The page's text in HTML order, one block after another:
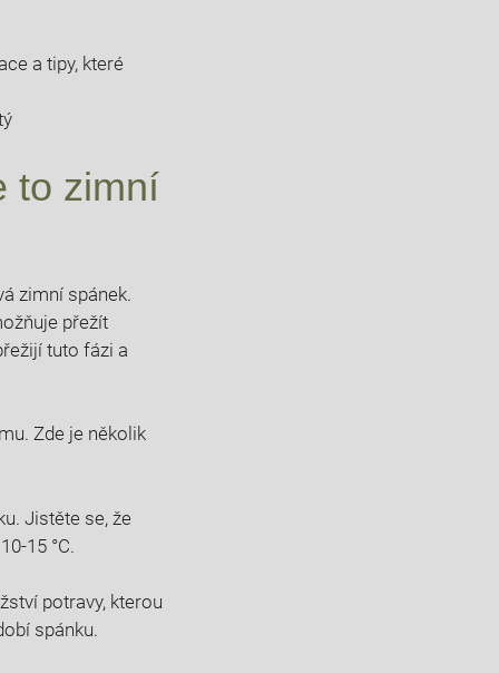
a​ tipy,⁣ které​
to zimní
zimní spánek.
přežít
tuto fázi a
Zde ‍je několik
Jistěte se, že
15 °C.
potravy, kterou
spánku.